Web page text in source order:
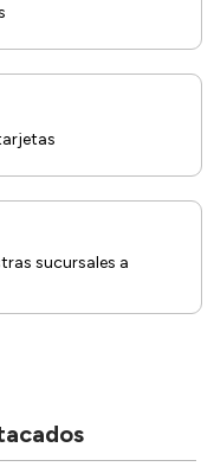
sucursales a